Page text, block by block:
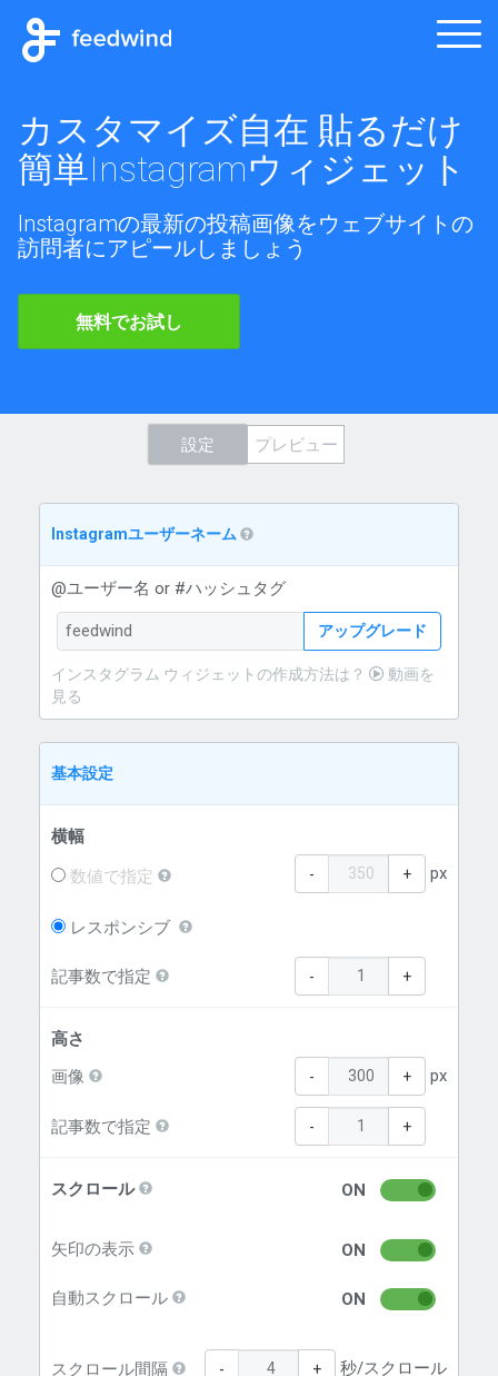
カスタマイズ自在 貼るだけ
簡単Instagramウィジェット
Instagramの最新の投稿画像をウェブサイトの
訪問者にアピールしましょう
無料でお試し
設定 プレビュー
Instagramユーザーネーム
@ユーザー名 or #ハッシュタグ
アップグレード
インスタグラム ウィジェットの作成方法は？
動画を
見る
基本設定
横幅
数値で指定
- + px
レスポンシブ
記事数で指定 - +
高さ
画像
- + px
記事数で指定 - +
スクロール ON
矢印の表示 ON
自動スクロール ON
スクロール間隔 - + 秒/スクロール